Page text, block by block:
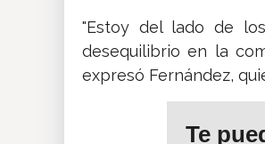
"Estoy del lado de
desequilibrio en la
expresó Fernández,
Te